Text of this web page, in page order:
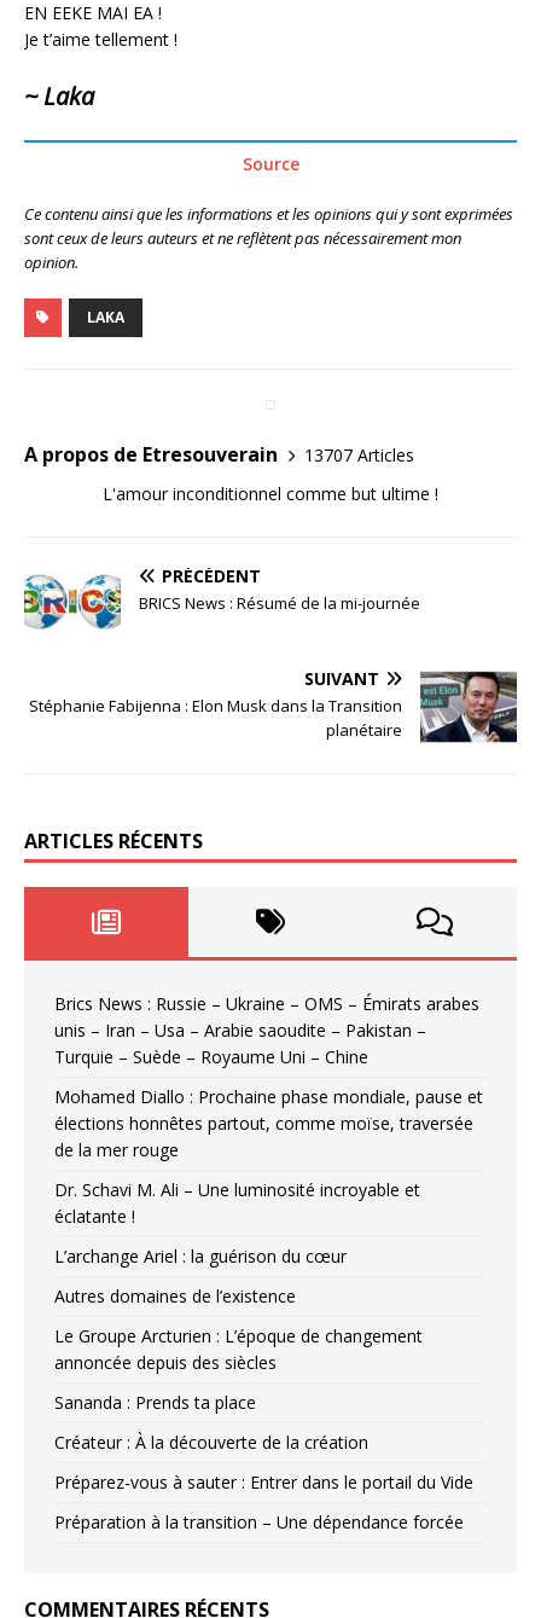
EN EEKE MAI EA !
Je t’aime tellement !
~ Laka
Source
Ce contenu ainsi que les informations et les opinions qui y sont exprimées
sont ceux de leurs auteurs et ne reflètent pas nécessairement mon
opinion.
LAKA
A propos de Etresouverain
13707 Articles
L'amour inconditionnel comme but ultime !
PRÉCÉDENT
BRICS News : Résumé de la mi-journée
SUIVANT
Stéphanie Fabijenna : Elon Musk dans la Transition
planétaire
ARTICLES RÉCENTS
Brics News : Russie – Ukraine – OMS – Émirats arabes
unis – Iran – Usa – Arabie saoudite – Pakistan –
Turquie – Suède – Royaume Uni – Chine
Mohamed Diallo : Prochaine phase mondiale, pause et
élections honnêtes partout, comme moïse, traversée
de la mer rouge
Dr. Schavi M. Ali – Une luminosité incroyable et
éclatante !
L’archange Ariel : la guérison du cœur
Autres domaines de l’existence
Le Groupe Arcturien : L’époque de changement
annoncée depuis des siècles
Sananda : Prends ta place
Créateur : À la découverte de la création
Préparez-vous à sauter : Entrer dans le portail du Vide
Préparation à la transition – Une dépendance forcée
COMMENTAIRES RÉCENTS